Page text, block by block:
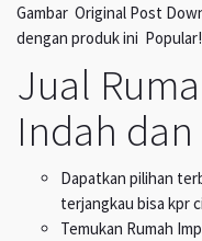
Gambar Original Post
dengan produk ini
Jual
Indah
Dapatkan pilihan
terjangkau bisa kpr
Temukan Rumah